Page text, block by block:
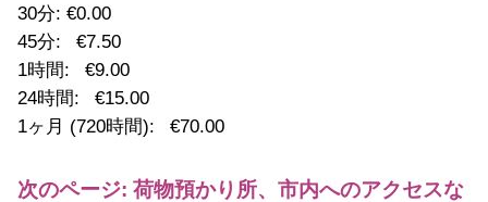
30分: €0.00
45分: €7.50
1時間: €9.00
24時間: €15.00
1ヶ月 (720時間): €70.00
次のページ: 荷物預かり所、市内へのアクセスな